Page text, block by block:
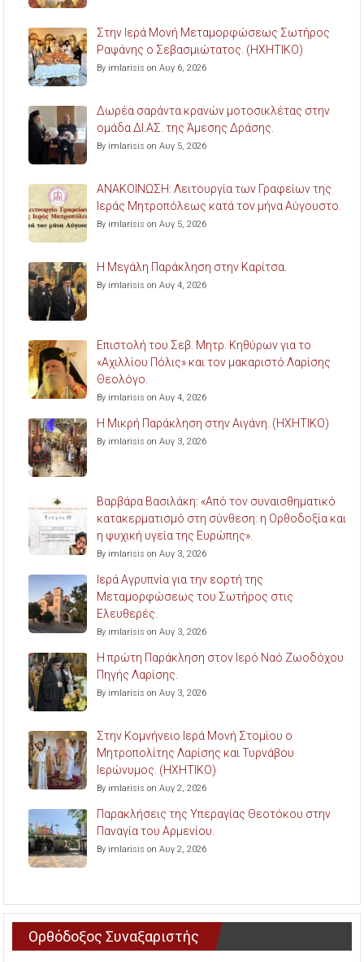
Στην Ιερά Μονή Μεταμορφώσεως Σωτήρος
Ραψάνης ο Σεβασμιώτατος. (ΗΧΗΤΙΚΟ)
By imlarisis on Αυγ 6, 2026
Δωρέα σαράντα κρανών μοτοσικλέτας στην
ομάδα ΔΙ.ΑΣ. της Άμεσης Δράσης.
By imlarisis on Αυγ 5, 2026
ΑΝΑΚΟΙΝΩΣΗ: Λειτουργία των Γραφείων της
Ιεράς Μητροπόλεως κατά τον μήνα Αύγουστο.
By imlarisis on Αυγ 5, 2026
Η Μεγάλη Παράκληση στην Καρίτσα.
By imlarisis on Αυγ 4, 2026
Επιστολή του Σεβ. Μητρ. Κηθύρων για το
«Αχιλλίου Πόλις» και τον μακαριστό Λαρίσης
Θεολόγο.
By imlarisis on Αυγ 4, 2026
Η Μικρή Παράκληση στην Αιγάνη. (ΗΧΗΤΙΚΟ)
By imlarisis on Αυγ 3, 2026
Βαρβάρα Βασιλάκη: «Από τον συναισθηματικό
κατακερματισμό στη σύνθεση: η Ορθοδοξία και
η ψυχική υγεία της Ευρώπης».
By imlarisis on Αυγ 3, 2026
Ιερά Αγρυπνία για την εορτή της
Μεταμορφώσεως του Σωτήρος στις
Ελευθερές.
By imlarisis on Αυγ 3, 2026
Η πρώτη Παράκληση στον Ιερό Ναό Ζωοδόχου
Πηγής Λαρίσης.
By imlarisis on Αυγ 3, 2026
Στην Κομνήνειο Ιερά Μονή Στομίου ο
Μητροπολίτης Λαρίσης και Τυρνάβου
Ιερώνυμος. (ΗΧΗΤΙΚΟ)
By imlarisis on Αυγ 2, 2026
Παρακλήσεις της Υπεραγίας Θεοτόκου στην
Παναγία του Αρμενίου.
By imlarisis on Αυγ 2, 2026
Ορθόδοξος Συναξαριστής